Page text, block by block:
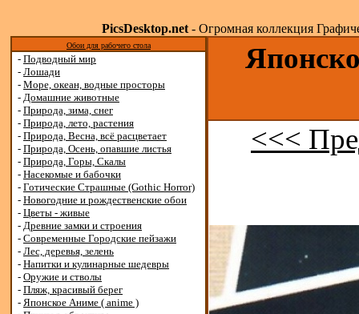
PicsDesktop.net- Огромная коллекция
Обои для рабочего стола
- Подводный мир
- Лошади
- Море, океан, водные просторы
- Домашние животные
- Природа, зима, снег
- Природа, лето, растения
- Природа, Весна, всё расцветает
- Природа, Осень, опавшие листья
- Природа, Горы, Скалы
- Насекомые и бабочки
- Готические Страшные (Gothic Horror)
- Новогодние и рождественские обои
- Цветы - живые
- Древние замки и строения
- Современные Городские пейзажи
- Лес, деревья, зелень
- Напитки и кулинарные шедевры
- Оружие и стволы
- Пляж, красивый берег
- Японское Аниме ( anime )
<<<